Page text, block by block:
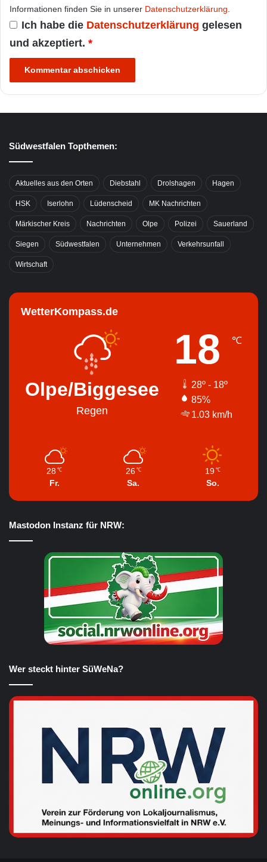
Informationen finden Sie in unserer Datenschutzerklärung
Ich habe die Datenschutzerklärung gelesen
und akzeptiert. *
Südwestfalen Topthemen:
Aktuelles aus den Orten Diebstahl Drolshagen Hagen
HSK Iserlohn Lüdenscheid MK Nachrichten
Märkischer Kreis Nachrichten Olpe Polizei Sauerland
Siegen Südwestfalen Unternehmen Verkehrsunfall
Wirtschaft
WetterKompass.de
Olpe/Biggesee
Regen
18 ℃
28º - 18º
85%
1.03 km/h
28 ℃
Fr.
26 ℃
Sa.
19 ℃
So.
Mastodon Instanz für NRW:
Wer steckt hinter SüWeNa?